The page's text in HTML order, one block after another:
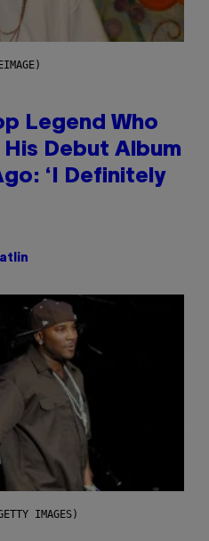
Legend Who
His Debut Album
‘I Definitely
IMAGES)